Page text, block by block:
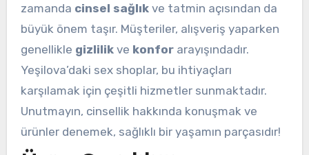
zamanda cinsel sağlıkve tatmin açısından da
büyük önem taşır. Müşteriler, alışveriş yaparken
genellikle gizlilikve konforarayışındadır.
Yeşilova’daki sex shoplar, bu ihtiyaçları
karşılamak için çeşitli hizmetler sunmaktadır.
Unutmayın, cinsellik hakkında konuşmak ve
ürünler denemek, sağlıklı bir yaşamın parçasıdır!